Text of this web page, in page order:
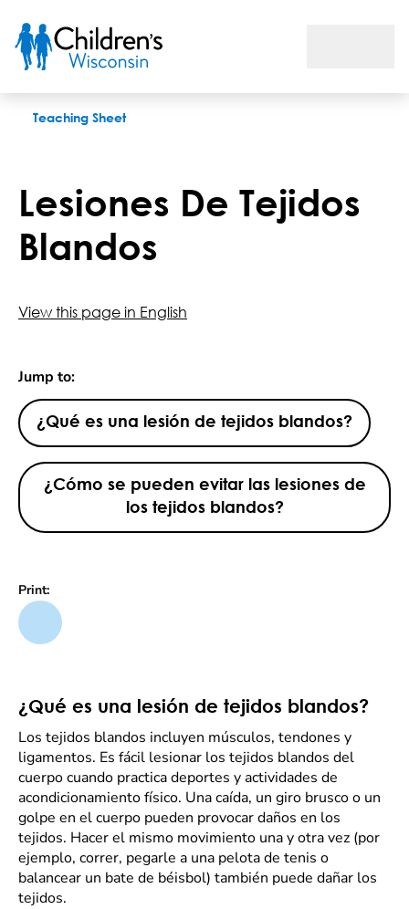
Teaching Sheet
Lesiones De Tejidos
Blandos
View this page in English
Jump to:
¿Qué es una lesión de tejidos blandos?
¿Cómo se pueden evitar las lesiones de
los tejidos blandos?
Print:
¿Qué es una lesión de tejidos blandos?
Los tejidos blandos incluyen músculos, tendones y
ligamentos. Es fácil lesionar los tejidos blandos del
cuerpo cuando practica deportes y actividades de
acondicionamiento físico. Una caída, un giro brusco o un
golpe en el cuerpo pueden provocar daños en los
tejidos. Hacer el mismo movimiento una y otra vez (por
ejemplo, correr, pegarle a una pelota de tenis o
balancear un bate de béisbol) también puede dañar los
tejidos.